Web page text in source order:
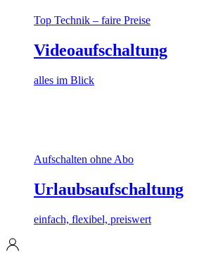
Top Technik – faire Preise
Videoaufschaltung
alles im Blick
Aufschalten ohne Abo
Urlaubsaufschaltung
einfach, flexibel, preiswert